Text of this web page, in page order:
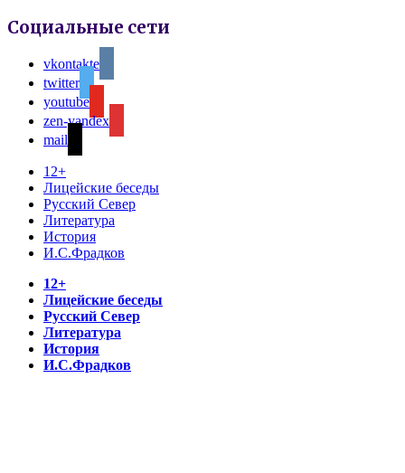
Социальные сети
vkontakte
twitter
youtube
zen-yandex
mail
12+
Лицейские беседы
Русский Север
Литература
История
И.С.Фрадков
12+
Лицейские беседы
Русский Север
Литература
История
И.С.Фрадков